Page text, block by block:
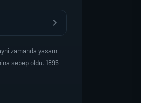
zamanda yasam
sebep oldu. 1895